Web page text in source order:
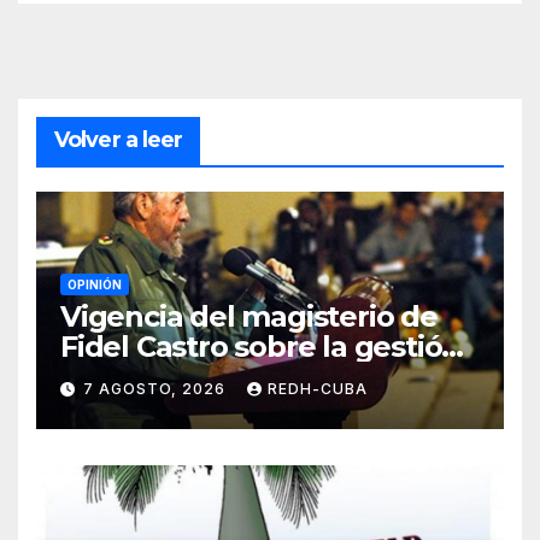
Volver a leer
OPINIÓN
Vigencia del magisterio de
Fidel Castro sobre la gestión
del liderazgo revolucionario.
Por Jorge Luís Guach Estévez
7 AGOSTO, 2026 REDH-CUBA